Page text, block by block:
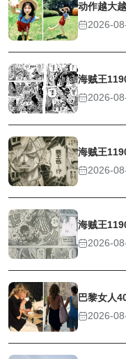
动作越大
2026-
海贼王
2026-
海贼王
2026-
海贼王
2026-
巴黎女人
2026-